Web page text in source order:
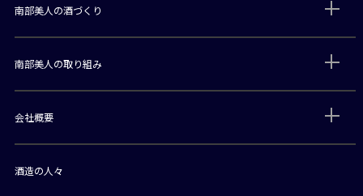
南部美人の酒づくり
南部美人の取り組み
会社概要
酒造の人々